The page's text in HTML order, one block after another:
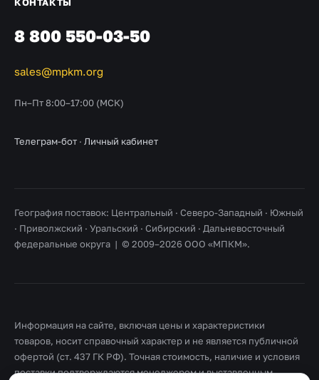
8 800 550-03-50
sales@mpkm.org
Пн–Пт 8:00–17:00 (МСК)
Телеграм-бот · Личный кабинет
География поставок: Центральный · Северо-Западный · Южный
· Приволжский · Уральский · Сибирский · Дальневосточный
федеральные округа | © 2009–2026 ООО «МПКМ».
Информация на сайте, включая цены и характеристики
товаров, носит справочный характер и не является публичной
офертой (ст. 437 ГК РФ). Точная стоимость, наличие и условия
поставки подтверждаются менеджером и выставленным